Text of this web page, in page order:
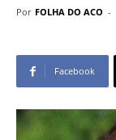
Por FOLHA DO ACO -
Facebook